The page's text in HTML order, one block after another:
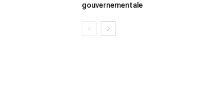
gouvernementale